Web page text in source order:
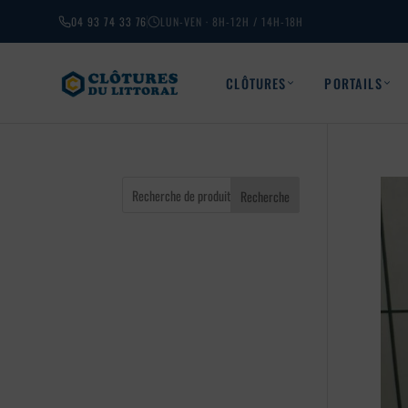
04 93 74 33 76 LUN-VEN · 8H-12H / 14H-18H
CLÔTURES PORTAILS
Recherche